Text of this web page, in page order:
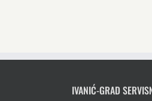
IVANIĆ-GRAD